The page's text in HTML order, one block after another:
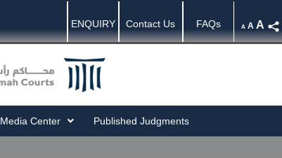
ENQUIRY Contact Us FAQs A A A
Media Center Published Judgments